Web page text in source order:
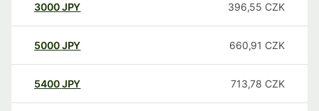
3000JPY 396,55 CZK
5000JPY 660,91 CZK
5400JPY 713,78 CZK